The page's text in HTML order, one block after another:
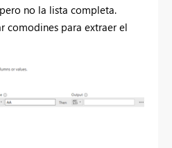
no la lista completa.
comodines para extraer el